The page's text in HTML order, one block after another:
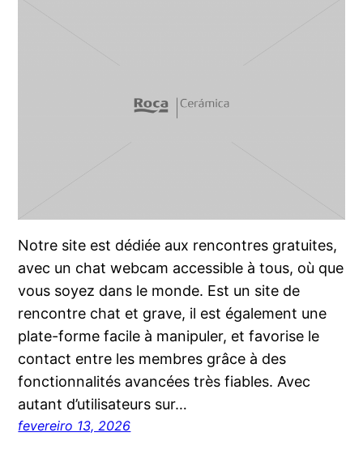
Notre site est dédiée aux rencontres gratuites,
avec un chat webcam accessible à tous, où que
vous soyez dans le monde. Est un site de
rencontre chat et grave, il est également une
plate-forme facile à manipuler, et favorise le
contact entre les membres grâce à des
fonctionnalités avancées très fiables. Avec
autant d’utilisateurs sur…
fevereiro 13, 2026